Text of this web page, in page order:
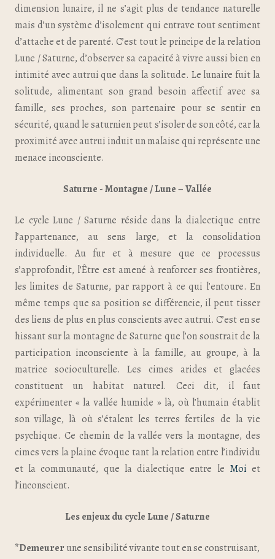
dimension lunaire, il ne s’agit plus de tendance naturelle
mais d’un système d’isolement qui entrave tout sentiment
d’attache et de parenté. C’est tout le principe de la relation
Lune / Saturne, d’observer sa capacité à vivre aussi bien en
intimité avec autrui que dans la solitude. Le lunaire fuit la
solitude, alimentant son grand besoin affectif avec sa
famille, ses proches, son partenaire pour se sentir en
sécurité, quand le saturnien peut s’isoler de son côté, car la
proximité avec autrui induit un malaise qui représente une
menace inconsciente.
Saturne - Montagne / Lune – Vallée
Le cycle Lune / Saturne réside dans la dialectique entre
l’appartenance, au sens large, et la consolidation
individuelle. Au fur et à mesure que ce processus
s’approfondit, l’Être est amené à renforcer ses frontières,
les limites de Saturne, par rapport à ce qui l’entoure. En
même temps que sa position se différencie, il peut tisser
des liens de plus en plus conscients avec autrui. C’est en se
hissant sur la montagne de Saturne que l’on soustrait de la
participation inconsciente à la famille, au groupe, à la
matrice socioculturelle. Les cimes arides et glacées
constituent un habitat naturel. Ceci dit, il faut
expérimenter « la vallée humide » là, où l’humain établit
son village, là où s’étalent les terres fertiles de la vie
psychique. Ce chemin de la vallée vers la montagne, des
cimes vers la plaine évoque tant la relation entre l’individu
et la communauté, que la dialectique entre le Moi et
l’inconscient.
Les enjeux du cycle Lune / Saturne
*Demeurerune sensibilité vivante tout en se construisant,